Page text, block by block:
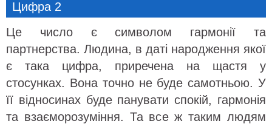
Цифра 2
Це число є символом гармонії та
партнерства. Людина, в даті народження якої
є така цифра, приречена на щастя у
стосунках. Вона точно не буде самотньою. У
її відносинах буде панувати спокій, гармонія
та взаєморозуміння. Та все ж таким людям